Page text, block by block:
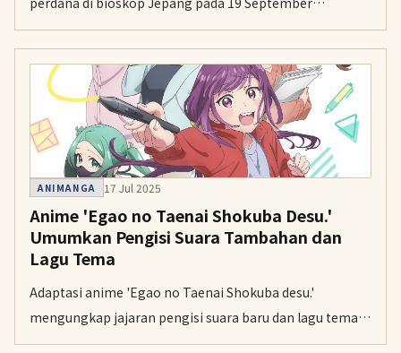
mendatang dengan lagu tema dari Official HIGE
DANdism.
ANIMANGA 17 Jul 2025
Anime 'Egao no Taenai Shokuba Desu.'
Umumkan Pengisi Suara Tambahan dan
Lagu Tema
Adaptasi anime 'Egao no Taenai Shokuba desu.'
mengungkap jajaran pengisi suara baru dan lagu tema
menjelang penayangannya pada Oktober 2025.